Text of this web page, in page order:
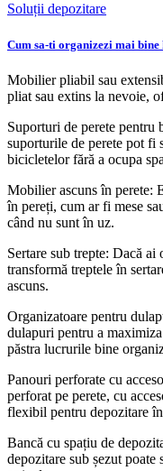
Soluții depozitare
Cum sa-ti organizezi mai
Mobilier pliabil sau
pliat sau extins la nevoie,
Suporturi de perete pentru
suporturile de perete pot fi
bicicletelor fără a ocupa
Mobilier ascuns în perete:
în pereți, cum ar fi mese
când nu sunt în uz.
Sertare sub trepte: Dacă ai
transformă treptele în
ascuns.
Organizatoare pentru
dulapuri pentru a
păstra lucrurile bine
Panouri perforate cu
perforat pe perete, cu
flexibil pentru depozitare
Bancă cu spațiu de
depozitare sub șezut